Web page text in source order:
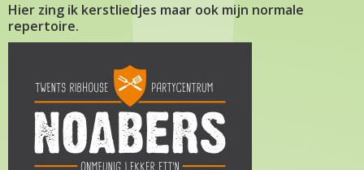
Hier zing ik kerstliedjes maar ook mijn normale
repertoire.